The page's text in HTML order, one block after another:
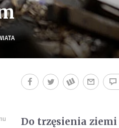
Do trzęsienia ziemi